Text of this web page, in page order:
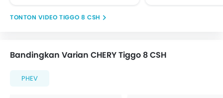
VIDEO TIGGO 8 CSH
Bandingkan Varian CHERY Tiggo 8 CSH
PHEV